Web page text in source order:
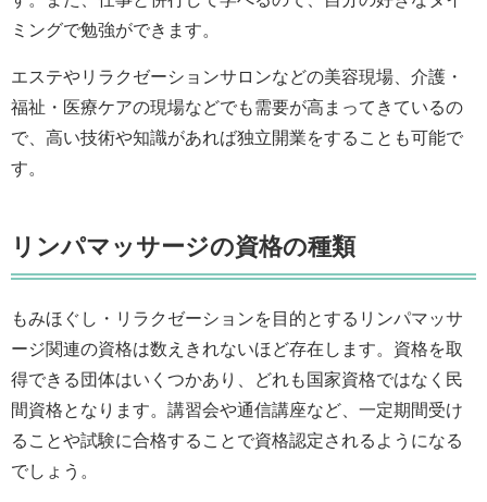
ミングで勉強ができます。
エステやリラクゼーションサロンなどの美容現場、介護・
福祉・医療ケアの現場などでも需要が高まってきているの
で、高い技術や知識があれば独立開業をすることも可能で
す。
リンパマッサージの資格の種類
もみほぐし・リラクゼーションを目的とするリンパマッサ
ージ関連の資格は数えきれないほど存在します。資格を取
得できる団体はいくつかあり、どれも国家資格ではなく民
間資格となります。講習会や通信講座など、一定期間受け
ることや試験に合格することで資格認定されるようになる
でしょう。